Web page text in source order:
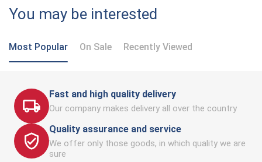
You may be interested
Most Popular On Sale Recently Viewed
Fast and high quality delivery
Our company makes delivery all over the country
Quality assurance and service
We offer only those goods, in which quality we are
sure